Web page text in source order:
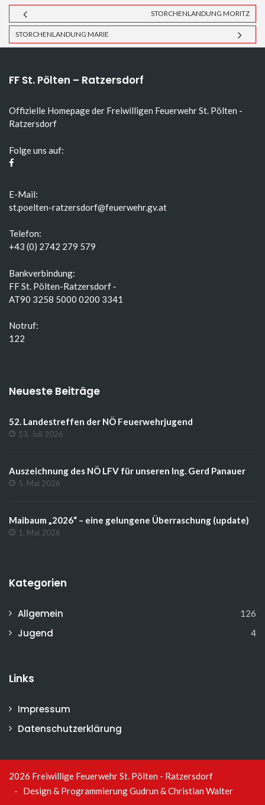
STORCHENLANDUNG MORITZ
STORCHENLANDUNG MARIE
FF St. Pölten – Ratzersdorf
Offizielle Homepage der Freiwilligen Feuerwehr St. Pölten -
Ratzersdorf
Folge uns auf:
E-Mail:
st.poelten-ratzersdorf@feuerwehr.gv.at
Telefon:
+43 (0) 2742 279 579
Bankverbindung:
FF St. Pölten-Ratzersdorf ‑
AT90 3258 5000 0200 3341
Notruf:
122
Neueste Beiträge
52. Landestreffen der NÖ Feuerwehrjugend
13. Juli 2026
Auszeichnung des NÖ LFV für unseren Ing. Gerd Panauer
5. Mai 2026
Maibaum „2026“ – eine gelungene Überraschung (update)
1. Mai 2026
Kategorien
Allgemein 126
Jugend 4
Links
Impressum
Datenschutzerklärung
2026 Freiwillige Feuerwehr St. Pölten - Ratzersdorf
- Design & ProgrammierungGudrun & Christian Walter